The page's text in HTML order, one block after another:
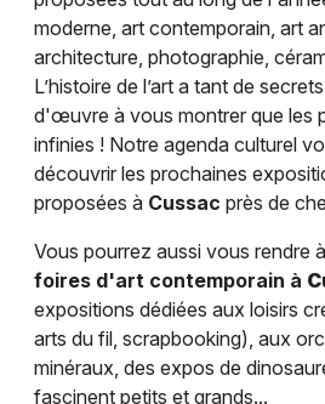
moderne, art contemporain, art
architecture, photographie,
L’histoire de l’art a tant de
d'œuvre à vous montrer que les
infinies ! Notre agenda culturel
découvrir les prochaines
proposées à Cussac près de
Vous pourrez aussi vous rendre
foires d'art contemporain à
expositions dédiées aux loisirs
arts du fil, scrapbooking), aux
minéraux, des expos de
fascinent petits et grands...